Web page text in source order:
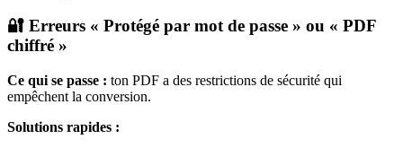
🔐 Erreurs « Protégé par mot de passe » ou « PDF
chiffré »
Ce qui se passe : ton PDF a des restrictions de sécurité qui
empêchent la conversion.
Solutions rapides :